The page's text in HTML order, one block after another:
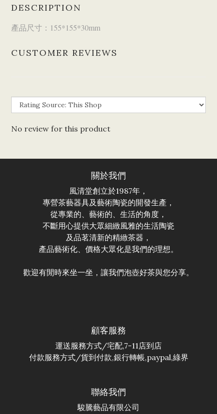
DESCRIPTION
產品尺寸：155*155*30mm
CUSTOMER REVIEWS
No review for this product
關於我們
風清堂創立於1987年，
專營茶藝器具及藝術陶瓷的開發生產，
從專業的、藝術的、生活的角度，
不斷用心提供大眾細緻風雅的生活陶瓷
及品茗清新的精緻茶器，
產品藝術化、價格大眾化是我們的理想。
歡迎有閒時來坐一坐，讓我們泡壺好茶與您分享。
顧客服務
運送服務方式/宅配,7-11店到店
付款服務方式/貨到付款,銀行轉帳,paypal,綠界
聯絡我們
駿騰藝品有限公司